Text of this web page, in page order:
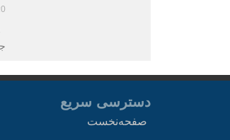
دسترسی سریع
صفحه‌نخست